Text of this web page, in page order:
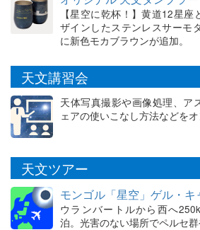
【星空に乾杯！】黄道12星
ザインしたステンレスサーモ
に新色モカブラウンが追加。
天文講習会
天体写真撮影や画像処理、ア
ェアの使いこなし方法などを
天文ツアー
モンゴル「星空」ゲル・キ
ウランバートルから西へ
泊。光害のない場所でペルセ